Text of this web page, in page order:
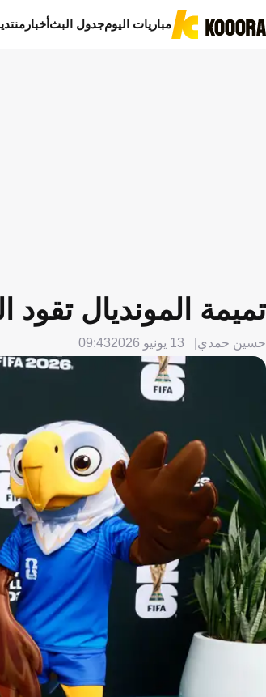
مباريات اليومجدول البثأخبار
تميمة المونديال
حسين حمدي 13 يونيو 2026 09:43